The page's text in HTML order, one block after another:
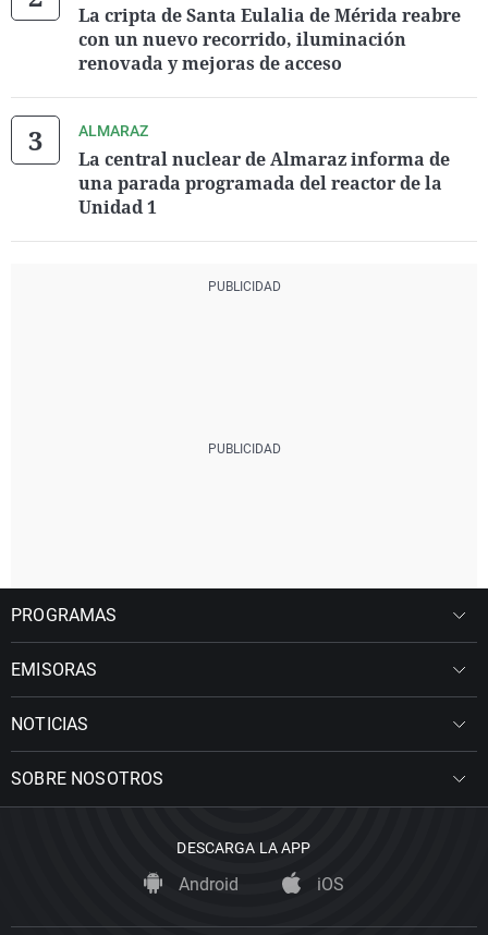
La cripta de Santa Eulalia de Mérida reabre
con un nuevo recorrido, iluminación
renovada y mejoras de acceso
ALMARAZ
La central nuclear de Almaraz informa de
una parada programada del reactor de la
Unidad 1
PROGRAMAS
EMISORAS
NOTICIAS
SOBRE NOSOTROS
DESCARGA LA APP
Android iOS